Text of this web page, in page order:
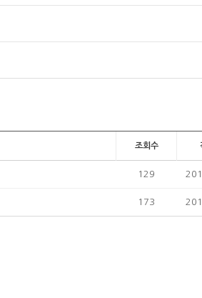
조회수
129
173